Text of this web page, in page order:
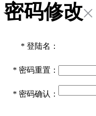
密码修改
* 登陆名：
* 密码重置：
* 密码确认：